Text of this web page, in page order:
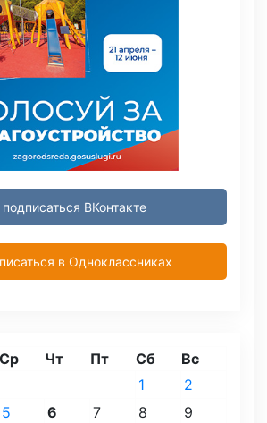
ВКонтакте
в Одноклассниках
Ср Чт Пт Сб Вс
1
2
5 6 7 8
9